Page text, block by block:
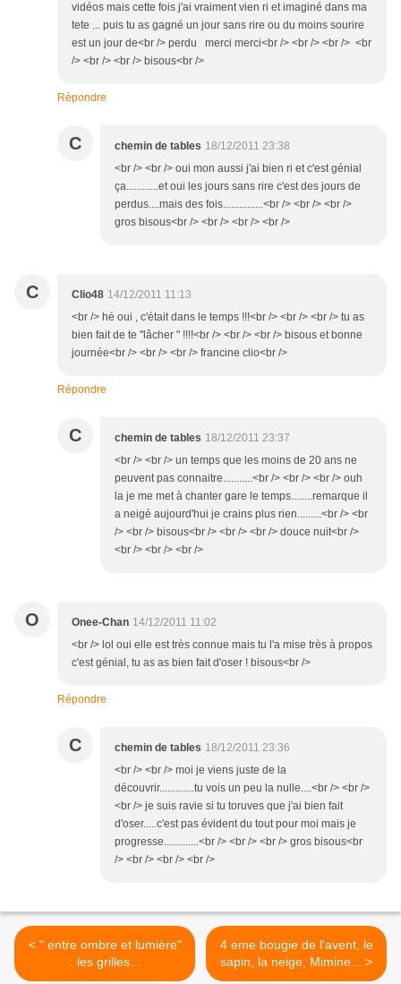
vidéos mais cette fois j'ai vraiment vien ri et imaginé dans ma
tete ... puis tu as gagné un jour sans rire ou du moins sourire
est un jour de<br /> perdu merci merci<br /> <br /> <br /> <br
/> <br /> <br /> bisous<br />
Répondre
C chemin de tables 18/12/2011 23:38
<br /> <br /> oui mon aussi j'ai bien ri et c'est génial
ça............et oui les jours sans rire c'est des jours de
perdus....mais des fois...............<br /> <br /> <br />
gros bisous<br /> <br /> <br /> <br />
C Clio48 14/12/2011 11:13
<br /> hé oui , c'était dans le temps !!!<br /> <br /> <br /> tu as
bien fait de te "lâcher " !!!!<br /> <br /> <br /> bisous et bonne
journée<br /> <br /> <br /> francine clio<br />
Répondre
C chemin de tables 18/12/2011 23:37
<br /> <br /> un temps que les moins de 20 ans ne
peuvent pas connaitre...........<br /> <br /> <br /> ouh
la je me met à chanter gare le temps........remarque il
a neigé aujourd'hui je crains plus rien.........<br /> <br
/> <br /> bisous<br /> <br /> <br /> douce nuit<br />
<br /> <br /> <br />
O Onee-Chan 14/12/2011 11:02
<br /> lol oui elle est très connue mais tu l'a mise très à propos
c'est génial, tu as as bien fait d'oser ! bisous<br />
Répondre
C chemin de tables 18/12/2011 23:36
<br /> <br /> moi je viens juste de la
découvrir.............tu vois un peu la nulle....<br /> <br />
<br /> je suis ravie si tu toruves que j'ai bien fait
d'oser.....c'est pas évident du tout pour moi mais je
progresse.............<br /> <br /> <br /> gros bisous<br
/> <br /> <br /> <br />
< " entre ombre et lumière"
: les grilles...
4 eme bougie de l'avent, le
sapin, la neige, Mimine... >